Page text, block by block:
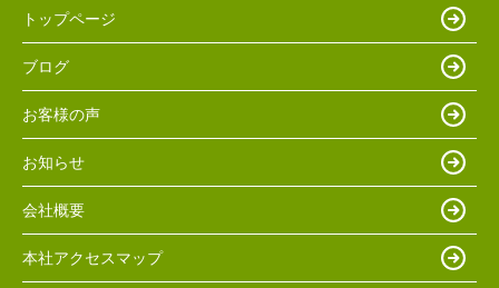
トップページ
ブログ
お客様の声
お知らせ
会社概要
本社アクセスマップ